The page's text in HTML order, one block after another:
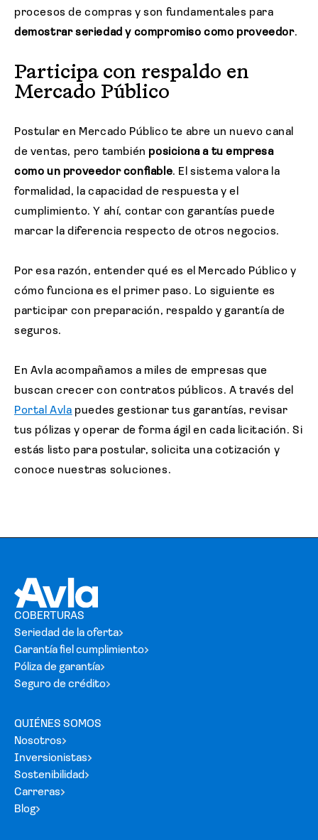
procesos de compras y son fundamentales para
demostrar seriedad y compromiso como proveedor.
Participa con respaldo en
Mercado Público
Postular en Mercado Público te abre un nuevo canal
de ventas, pero también posiciona a tu empresa
como un proveedor confiable. El sistema valora la
formalidad, la capacidad de respuesta y el
cumplimiento. Y ahí, contar con garantías puede
marcar la diferencia respecto de otros negocios.
Por esa razón, entender qué es el Mercado Público y
cómo funciona es el primer paso. Lo siguiente es
participar con preparación, respaldo y garantía de
seguros.
En Avla acompañamos a miles de empresas que
buscan crecer con contratos públicos. A través del
Portal Avla puedes gestionar tus garantías, revisar
tus pólizas y operar de forma ágil en cada licitación. Si
estás listo para postular, solicita una cotización y
conoce nuestras soluciones.
COBERTURAS
Seriedad de la oferta
Garantía fiel cumplimiento
Póliza de garantía
Seguro de crédito
QUIÉNES SOMOS
Nosotros
Inversionistas
Sostenibilidad
Carreras
Blog